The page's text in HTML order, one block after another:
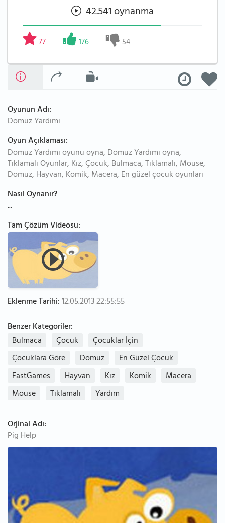
42.541 oynanma
77 176 54
Oyunun Adı:
Domuz Yardımı
Oyun Açıklaması:
Domuz Yardımı oyunu oyna, Domuz Yardımı oyna,
Tıklamalı Oyunlar, Kız, Çocuk, Bulmaca, Tıklamalı, Mouse,
Domuz, Hayvan, Komik, Macera, En güzel çocuk oyunları
Nasıl Oynanır?
...
Tam Çözüm Videosu:
Eklenme Tarihi:12.05.2013 22:55:55
Benzer Kategoriler:
Bulmaca
Çocuk
Çocuklar İçin
Çocuklara Göre
Domuz
En Güzel Çocuk
FastGames
Hayvan Kız Komik
Macera
Mouse
Tıklamalı Yardım
Orjinal Adı:
Pig Help